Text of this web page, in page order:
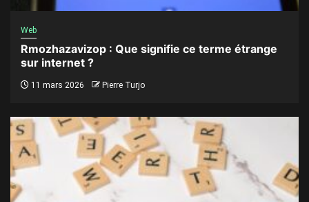
Web
Rmozhazavizop : Que signifie ce terme étrange
sur internet ?
11 mars 2026 Pierre Turjo